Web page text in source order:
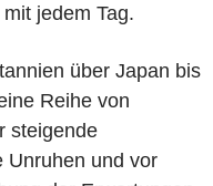
jedem Tag.
über Japan bis
Reihe von
steigende
Unruhen und vor